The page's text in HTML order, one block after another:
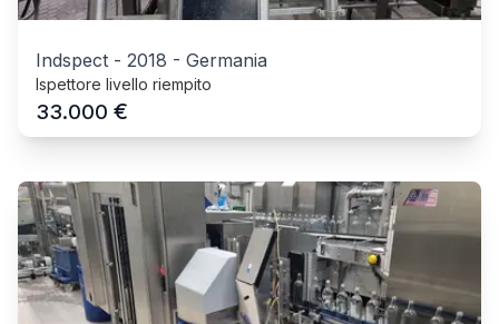
Indspect - 2018 - Germania
Ispettore livello riempito
33.000 €